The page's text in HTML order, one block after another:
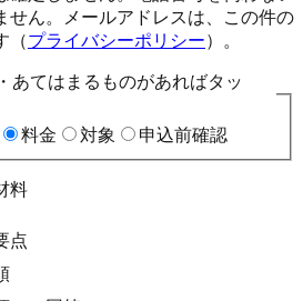
せん。メールアドレスは、この件の
（プライバシーポリシー）。
あてはまるものがあればタッ
料金 対象 申込前確認
料
点